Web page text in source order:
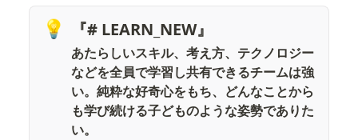
💡 『# LEARN_NEW』
あたらしいスキル、考え方、テクノロジー
などを全員で学習し共有できるチームは強
い。純粋な好奇心をもち、どんなことから
も学び続ける子どものような姿勢でありた
い。